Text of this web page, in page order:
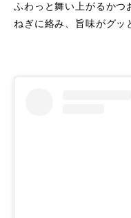
ふわっと舞い上がるかつ
ねぎに絡み、旨味がグッ